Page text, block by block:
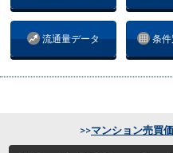
流通量データ 条件
>>マンション売買